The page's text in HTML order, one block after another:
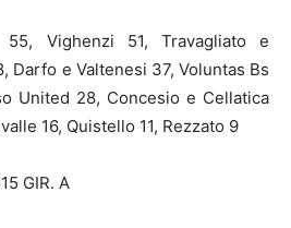
55, Vighenzi 51, Travagliato e
Darfo e Valtenesi 37, Voluntas Bs
United 28, Concesio e Cellatica
16, Quistello 11, Rezzato 9
GIR. A